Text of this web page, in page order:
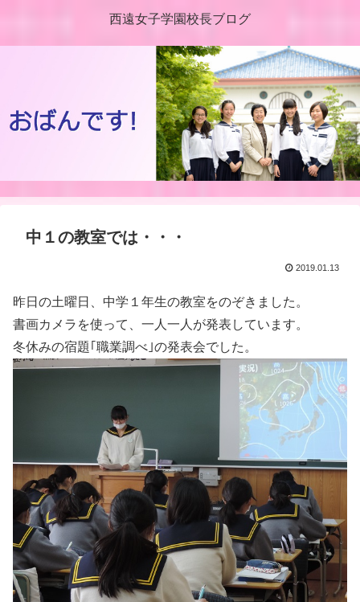
西遠女子学園校長ブログ
中１の教室では・・・
2019.01.13
昨日の土曜日、中学１年生の教室をのぞきました。
書画カメラを使って、一人一人が発表しています。
冬休みの宿題｢職業調べ｣の発表会でした。